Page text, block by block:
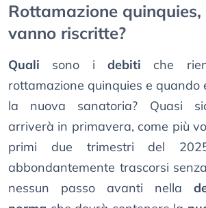
Rottamazione quinquies,
vanno riscritte?
Quali sono i debiti che
rottamazione quinquies e quando
la nuova sanatoria? Quasi
arriverà in primavera, come più
primi due trimestri del
abbondantemente trascorsi
nessun passo avanti nella